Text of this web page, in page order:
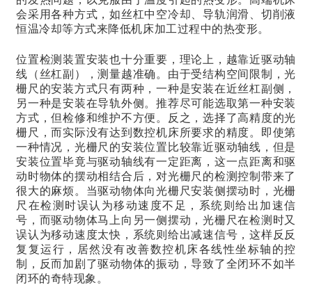
会采用各种方式，如丝杠中空冷却、导轨润滑、切削液
恒温冷却等方式来降低机床加工过程中的热变形。
位置检测装置安装也十分重要，理论上，越靠近驱动轴
线（丝杠副），测量越准确。由于受结构空间限制，光
栅尺的安装方式只有两种，一种是安装在近丝杠副侧，
另一种是安装在导轨外侧。推荐尽可能选取第一种安装
方式，但检修和维护不方便。反之，选择了高精度的光
栅尺，而实际没有达到数控机床所要求的精度。即使第
一种情况，光栅尺的安装位置比较靠近驱动轴线，但是
安装位置毕竟与驱动轴线有一定距离，这一点距离和驱
动时物体的摆动相结合后，对光栅尺的检测控制带来了
很大的麻烦。当驱动物体向光栅尺安装侧摆动时，光栅
尺在检测时误认为移动速度不足，系统则给出加速信
号，而驱动物体马上向另一侧摆动，光栅尺在检测时又
误认为移动速度太快，系统则给出减速信号，这样反反
复复运行，居然没有改善数控机床各线性坐标轴的控
制，反而加剧了驱动物体的振动，导致了全闭环不如半
闭环的奇特现象。